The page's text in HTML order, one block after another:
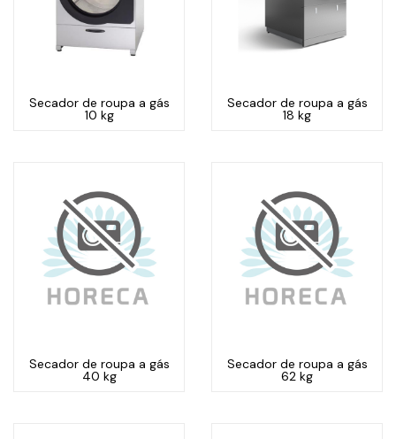
Secador de roupa a gás
10 kg
Secador de roupa a gás
18 kg
Secador de roupa a gás
40 kg
Secador de roupa a gás
62 kg